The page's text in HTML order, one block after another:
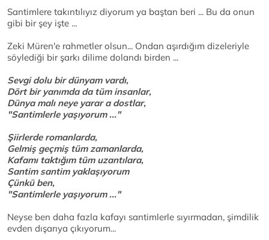
Santimlere takıntılıyız diyorum ya baştan beri ... Bu da onun
gibi bir şey işte ...
Zeki Müren'e rahmetler olsun... Ondan aşırdığım dizeleriyle
söylediği bir şarkı dilime dolandı birden ...
Sevgi dolu bir dünyam vardı,
Dört bir yanımda da tüm insanlar,
Dünya malı neye yarar a dostlar,
"Santimlerle yaşıyorum ..."
Şiirlerde romanlarda,
Gelmiş geçmiş tüm zamanlarda,
Kafamı taktığım tüm uzantılara,
Santim santim yaklaşıyorum
Çünkü ben,
"Santimlerle yaşıyorum ..."
Neyse ben daha fazla kafayı santimlerle sıyırmadan, şimdilik
evden dışarıya çıkıyorum...